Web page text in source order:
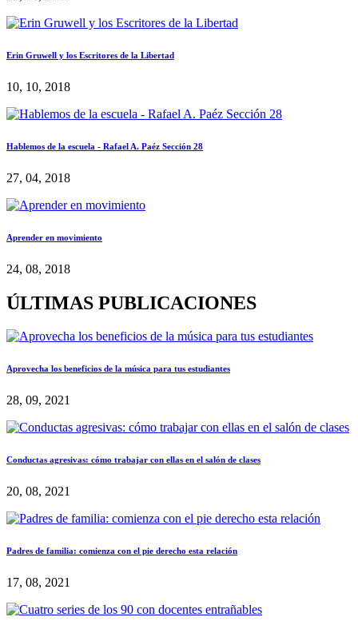
Erin Gruwell y los Escritores de la Libertad
10, 10, 2018
Hablemos de la escuela - Rafael A. Paéz Sección 28
27, 04, 2018
Aprender en movimiento
24, 08, 2018
ÚLTIMAS PUBLICACIONES
Aprovecha los beneficios de la música para tus estudiantes
28, 09, 2021
Conductas agresivas: cómo trabajar con ellas en el salón de clases
20, 08, 2021
Padres de familia: comienza con el pie derecho esta relación
17, 08, 2021